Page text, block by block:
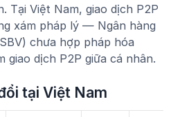
Tại Việt Nam, giao dịch P2P
xám pháp lý — Ngân hàng
chưa hợp pháp hóa
giao dịch P2P giữa cá nhân.
tại Việt Nam